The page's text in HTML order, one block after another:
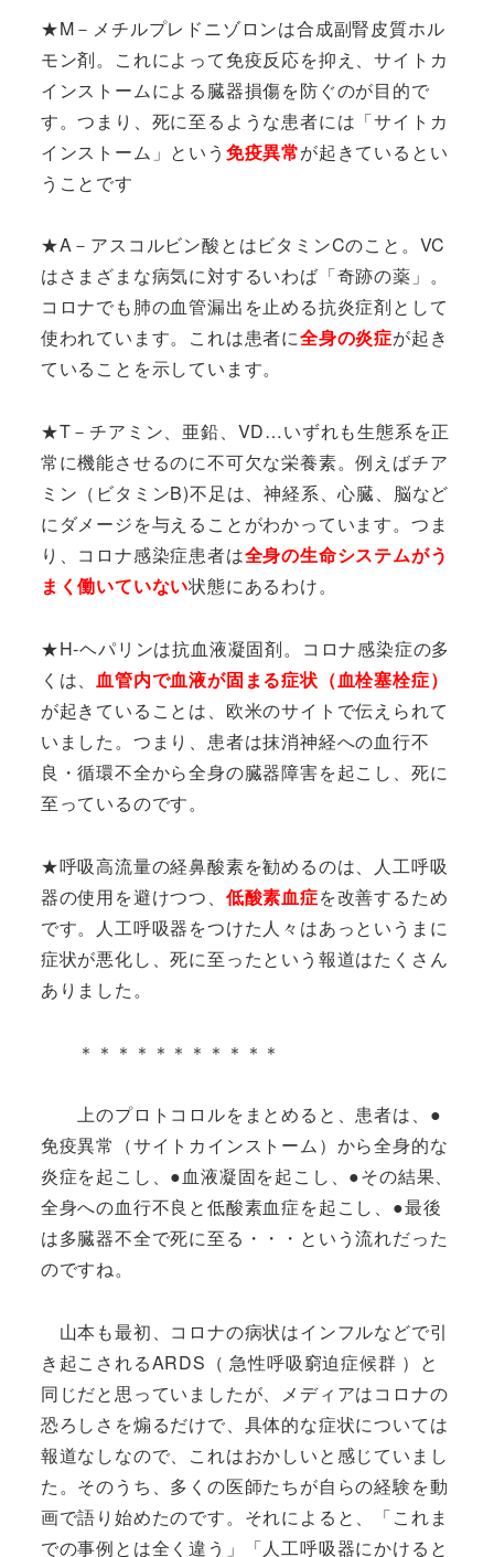
★M－メチルプレドニゾロンは合成副腎皮質ホル
モン剤。これによって免疫反応を抑え、サイトカ
インストームによる臓器損傷を防ぐのが目的で
す。つまり、死に至るような患者には「サイトカ
インストーム」という 免疫異常が起きているとい
うことです
★A－アスコルビン酸とはビタミンCのこと。VC
はさまざまな病気に対するいわば「奇跡の薬」。
コロナでも肺の血管漏出を止める抗炎症剤として
使われています。これは患者に全身の炎症が起き
ていることを示しています。
★T－チアミン、亜鉛、VD…いずれも生態系を正
常に機能させるのに不可欠な栄養素。例えばチア
ミン（ビタミンB)不足は、神経系、心臓、脳など
にダメージを与えることがわかっています。つま
り、コロナ感染症患者は全身の生命システムがう
まく働いていない状態にあるわけ。
★H-ヘパリンは抗血液凝固剤。コロナ感染症の多
くは、血管内で血液が固まる症状（血栓塞栓症）
が起きていることは、欧米のサイトで伝えられて
いました。つまり、患者は抹消神経への血行不
良・循環不全から全身の臓器障害を起こし、死に
至っているのです。
★呼吸高流量の経鼻酸素を勧めるのは、 人工呼吸
器の使用を避けつつ、 低酸素血症を改善するため
です。人工呼吸器をつけた人々はあっというまに
症状が悪化し、死に至ったという報道はたくさん
ありました。
＊＊＊＊＊＊＊＊＊＊＊
上のプロトコロルをまとめると、患者は、●
免疫異常（サイトカインストーム）から全身的な
炎症を起こし、●血液凝固を起こし、●その結果、
全身への血行不良と低酸素血症を起こし、●最後
は多臓器不全で死に至る・・・という流れだった
のですね。
山本も最初、コロナの病状はインフルなどで引
き起こされるARDS（ 急性呼吸窮迫症候群 ）と
同じだと思っていましたが、メディアはコロナの
恐ろしさを煽るだけで、具体的な症状については
報道なしなので、これはおかしいと感じていまし
た。そのうち、多くの医師たちが自らの経験を動
画で語り始めたのです。それによると、「これま
での事例とは全く違う」「人工呼吸器にかけると